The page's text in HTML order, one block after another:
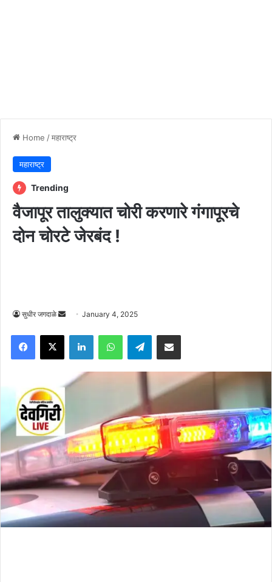
Home /महाराष्ट्र
महाराष्ट्र
Trending
वैजापूर तालुक्यात चोरी करणारे गंगापूरचे
दोन चोरटे जेरबंद !
सुधीर जगदाळे
Send
email
January 4, 2025
Facebook
X LinkedInWhatsAppTelegramShare via Email